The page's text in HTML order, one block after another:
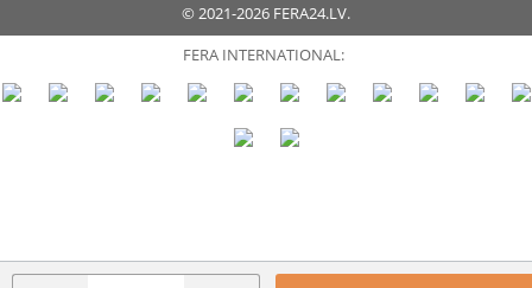
© 2021-2026 FERA24.LV.
FERA INTERNATIONAL: